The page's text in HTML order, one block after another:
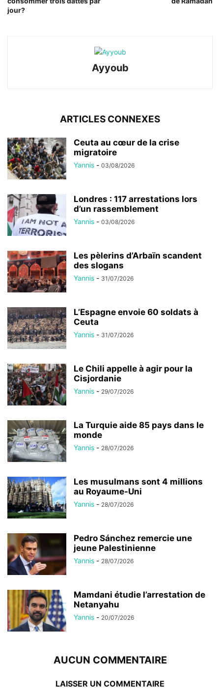
jour?
Ayyoub
ARTICLES CONNEXES
Ceuta au cœur de la crise
migratoire
Yannis - 03/08/2026
Londres : 117 arrestations lors
d’un rassemblement
Yannis - 03/08/2026
Les pèlerins d’Arbaïn scandent
des slogans
Yannis - 31/07/2026
L’Espagne envoie 60 soldats à
Ceuta
Yannis - 31/07/2026
Le Chili appelle à agir pour la
Cisjordanie
Yannis - 29/07/2026
La Turquie aide 85 pays dans le
monde
Yannis - 28/07/2026
Les musulmans sont 4 millions
au Royaume-Uni
Yannis - 28/07/2026
Pedro Sánchez remercie une
jeune Palestinienne
Yannis - 28/07/2026
Mamdani étudie l’arrestation de
Netanyahu
Yannis - 20/07/2026
AUCUN COMMENTAIRE
LAISSER UN COMMENTAIRE